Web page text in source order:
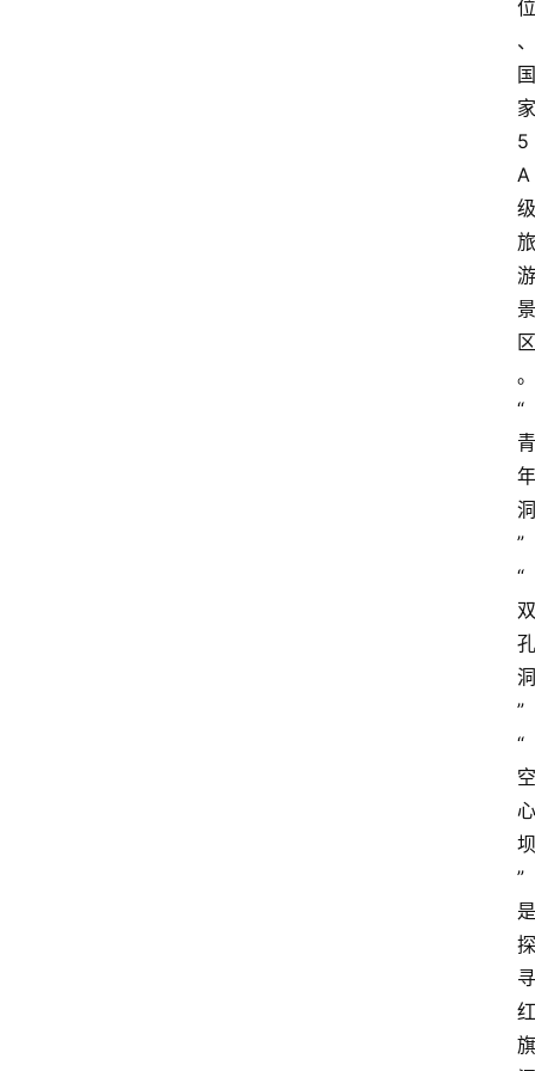
位
、
国
家
5
A
级
旅
游
景
区
。
“
青
年
洞
”
“
双
孔
洞
”
“
空
心
坝
”
是
探
寻
红
旗